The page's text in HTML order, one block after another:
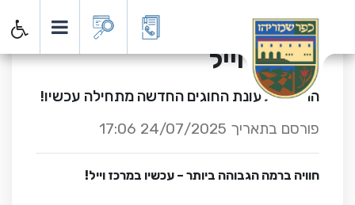
עונת החוגים נפתחה
במרכז וייל
הרשמה לעונת החוגים החדשה מתחילה עכשיו!
פורסם בתאריך 24/07/2025 17:06
חוויה ברמה הגבוהה ביותר – עכשיו במרכז וייל!